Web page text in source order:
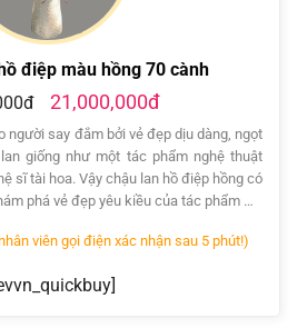
điệp màu hồng 70 cành
21,000,000đ
người say đắm bởi vẻ đẹp dịu dàng, ngọt
giống như một tác phẩm nghệ thuật
sĩ tài hoa. Vậy chậu lan hồ điệp hồng có
phá vẻ đẹp yêu kiều của tác phẩm …
viên gọi điện xác nhận sau 5 phút!)